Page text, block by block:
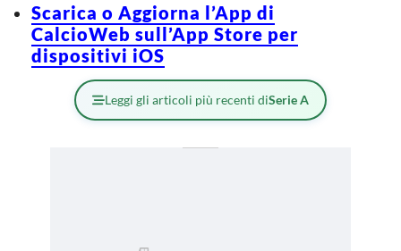
Scarica o Aggiorna l’App di
CalcioWeb sull’App Store per
dispositivi iOS
Leggi gli articoli più recenti diSerie A